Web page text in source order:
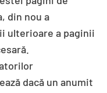
din nou a
ulterioare a paginii
dacă un anumit